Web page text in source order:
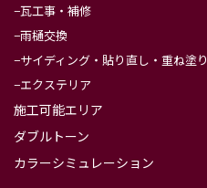
瓦工事・補修
雨樋交換
サイディング・貼り直し・重ね塗り
エクステリア
施工可能エリア
ダブルトーン
カラーシミュレーション